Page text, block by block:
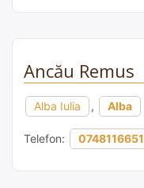
Ancău Remus
Alba Iulia , Alba
Telefon: 0748116651